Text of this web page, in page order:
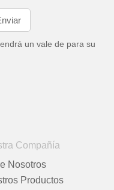
un vale de para su
Compañía
Nosotros
Productos